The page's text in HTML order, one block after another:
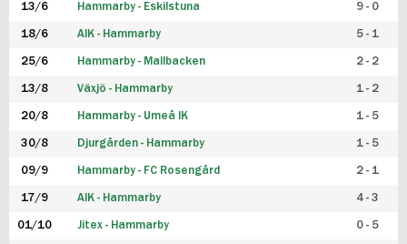
13/6 Hammarby - Eskilstuna 9 - 0
18/6 AIK - Hammarby 5 - 1
25/6 Hammarby - Mallbacken 2 - 2
13/8 Växjö - Hammarby 1 - 2
20/8 Hammarby - Umeå IK 1 - 5
30/8 Djurgården - Hammarby 1 - 5
09/9 Hammarby - FC Rosengård 2 - 1
17/9 AIK - Hammarby 4 - 3
01/10 Jitex - Hammarby 0 - 5